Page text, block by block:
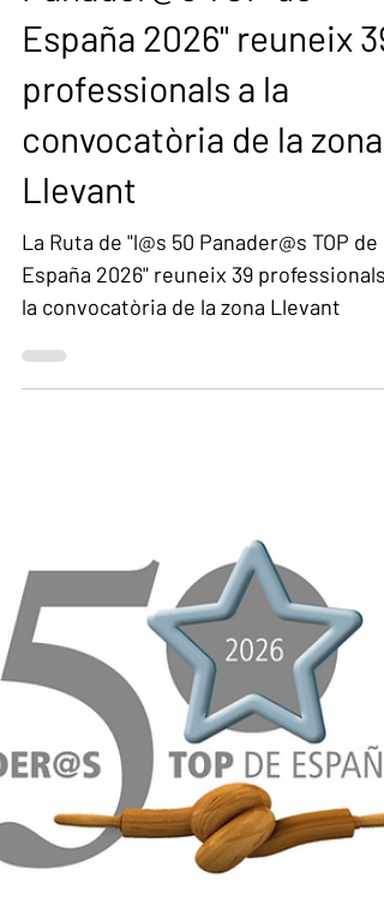
La Ruta de "l@s 50
Panader@s TOP de
España 2026" reuneix 39
professionals a la
convocatòria de la zona
Llevant
España 2026" reuneix 39 professionals
la convocatòria de la zona Llevant